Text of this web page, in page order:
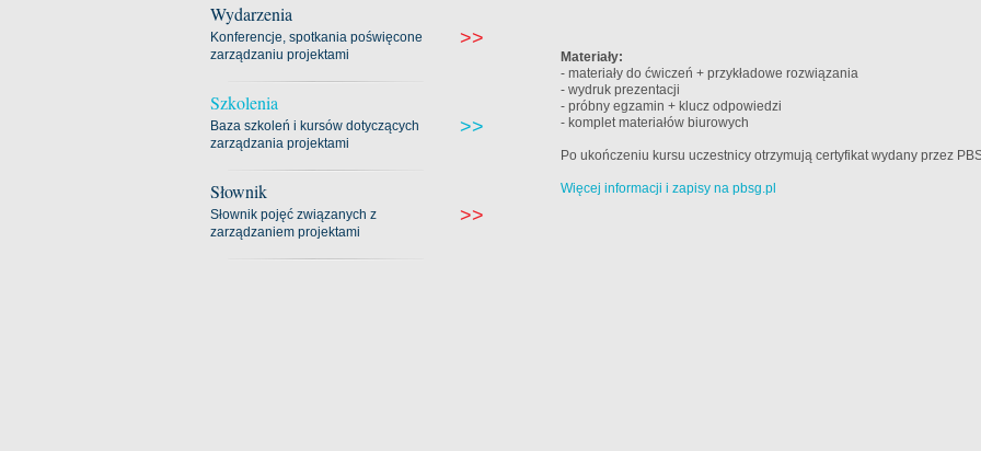
Wydarzenia
Konferencje, spotkania poświęcone
zarządzaniu projektami
>>
Szkolenia
Baza szkoleń i kursów dotyczących
zarządzania projektami
>>
Słownik
Słownik pojęć związanych z
zarządzaniem projektami
>>
Materiały:
- materiały do ćwiczeń + przykładowe rozwiązania
- wydruk prezentacji
- próbny egzamin + klucz odpowiedzi
- komplet materiałów biurowych
Po ukończeniu kursu uczestnicy otrzymują certyfikat wydany przez
Więcej informacji i zapisy na pbsg.pl